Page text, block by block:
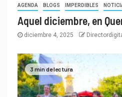
AGENDA BLOGS IMPERDIBLES
Aquel diciembre, en
diciembre 4, 2025
3 min de lectura